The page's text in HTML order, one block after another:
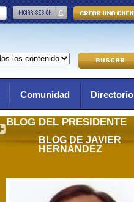
Comunidad Directorio
BLOG DEL PRESIDENTE
BLOG DE JAVIER
HERNÁNDEZ